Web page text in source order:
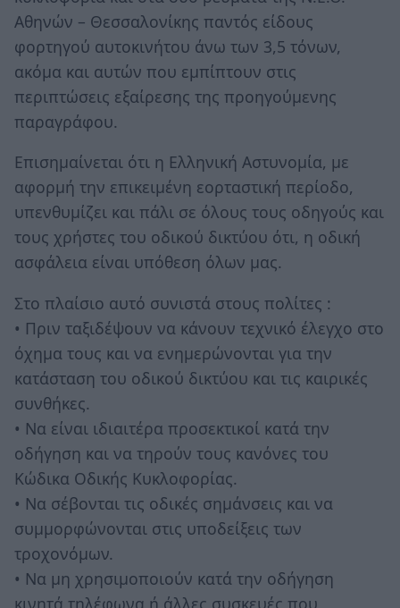
Αθηνών – Θεσσαλονίκης παντός είδους
φορτηγού αυτοκινήτου άνω των 3,5 τόνων,
ακόμα και αυτών που εμπίπτουν στις
περιπτώσεις εξαίρεσης της προηγούμενης
παραγράφου.
Επισημαίνεται ότι η Ελληνική Αστυνομία, με
αφορμή την επικειμένη εορταστική περίοδο,
υπενθυμίζει και πάλι σε όλους τους οδηγούς και
τους χρήστες του οδικού δικτύου ότι, η οδική
ασφάλεια είναι υπόθεση όλων μας.
Στο πλαίσιο αυτό συνιστά στους πολίτες :
• Πριν ταξιδέψουν να κάνουν τεχνικό έλεγχο στο
όχημα τους και να ενημερώνονται για την
κατάσταση του οδικού δικτύου και τις καιρικές
συνθήκες.
• Να είναι ιδιαιτέρα προσεκτικοί κατά την
οδήγηση και να τηρούν τους κανόνες του
Κώδικα Οδικής Κυκλοφορίας.
• Να σέβονται τις οδικές σημάνσεις και να
συμμορφώνονται στις υποδείξεις των
τροχονόμων.
• Να μη χρησιμοποιούν κατά την οδήγηση
κινητά τηλέφωνα ή άλλες συσκευές που